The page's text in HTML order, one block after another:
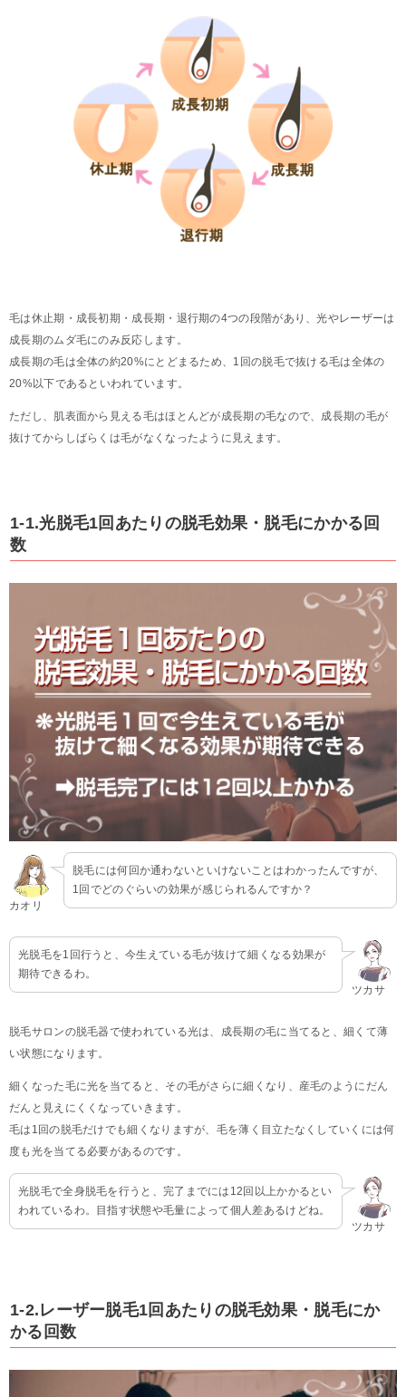
毛は休止期・成長初期・成長期・退行期の4つの段階があり、光やレーザーは
成長期のムダ毛にのみ反応します。
成長期の毛は全体の約20%にとどまるため、1回の脱毛で抜ける毛は全体の
20%以下であるといわれています。
ただし、肌表面から見える毛はほとんどが成長期の毛なので、成長期の毛が
抜けてからしばらくは毛がなくなったように見えます。
1-1.光脱毛1回あたりの脱毛効果・脱毛にかかる回
数
カオリ
脱毛には何回か通わないといけないことはわかったんですが、
1回でどのぐらいの効果が感じられるんですか？
ツカサ
光脱毛を1回行うと、今生えている毛が抜けて細くなる効果が
期待できるわ。
脱毛サロンの脱毛器で使われている光は、成長期の毛に当てると、細くて薄
い状態になります。
細くなった毛に光を当てると、その毛がさらに細くなり、産毛のようにだん
だんと見えにくくなっていきます。
毛は1回の脱毛だけでも細くなりますが、毛を薄く目立たなくしていくには何
度も光を当てる必要があるのです。
ツカサ
光脱毛で全身脱毛を行うと、完了までには12回以上かかるとい
われているわ。目指す状態や毛量によって個人差あるけどね。
1-2.レーザー脱毛1回あたりの脱毛効果・脱毛にか
かる回数